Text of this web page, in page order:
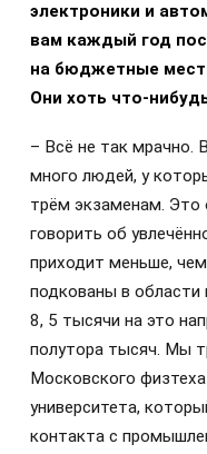
электроники и
вам каждый год
на бюджетные
Они хоть что-
– Всё не так мрачно.
много людей, у
трём экзаменам. Это
говорить об
приходит меньше,
подкованы в
8, 5 тысячи на это
полутора тысяч. Мы
Московского
университета,
контакта с